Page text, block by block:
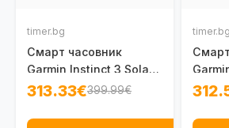
timer.bg
Смарт часовник
Garmin Instinct 3 Solar
50 мм Sunburst/Grey
313.33€399.99€
timer.bg